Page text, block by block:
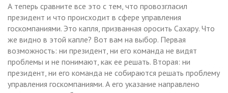
А теперь сравните все это с тем, что провозгласил
президент и что происходит в сфере управления
госкомпаниями. Это капля, призванная оросить Сахару. Что
же видно в этой капле? Вот вам на выбор. Первая
возможность: ни президент, ни его команда не видят
проблемы и не понимают, как ее решать. Вторая: ни
президент, ни его команда не собираются решать проблему
управления госкомпаниями. А его указание направлено